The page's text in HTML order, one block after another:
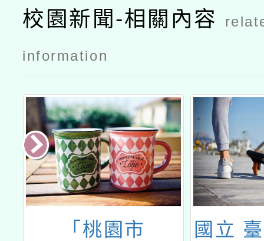
競技與創意
設計大賞─2
026第七屆
聽寫能力大
賽公文
競技與創意
設計大賞─2
聽寫能力大
賽研習計畫
校園新聞-相關內容
information
「桃園市
國立